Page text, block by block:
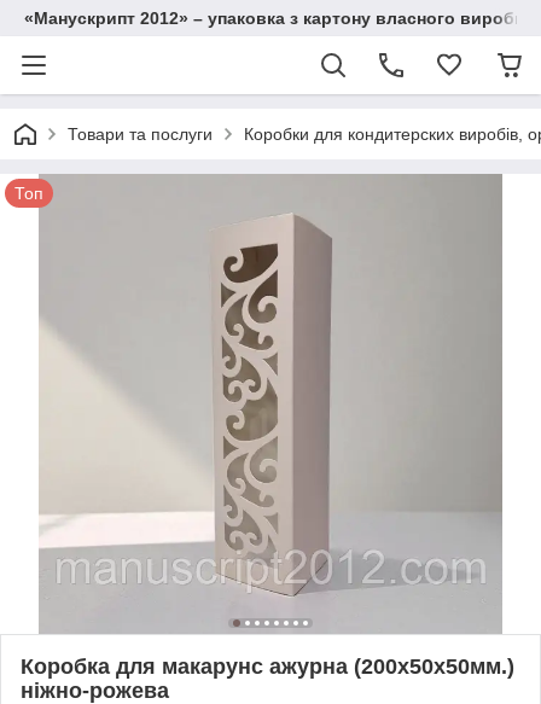
«Манускрипт 2012» – упаковка з картону власного
Товари та послуги Коробки для кондитерских виробів,
Топ
Коробка для макарунс ажурна (200х50х50мм.)
ніжно-рожева